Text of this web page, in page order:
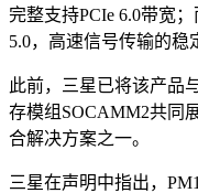
完整支持PCIe 6.0带宽
5.0，高速信号传输的稳
此前，三星已将该产品
存模组SOCAMM2共同
合解决方案之一。
三星在声明中指出，